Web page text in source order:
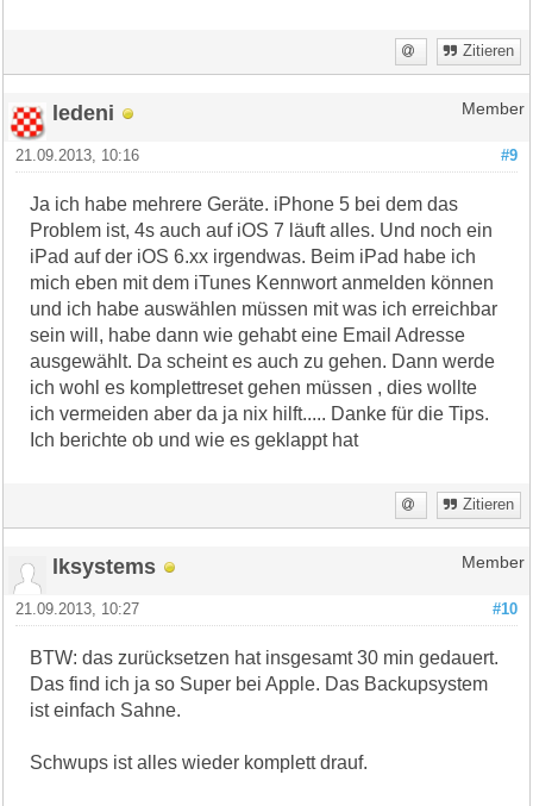
Zitieren
ledeni Member
#9
21.09.2013, 10:16
Ja ich habe mehrere Geräte. iPhone 5 bei dem das
Problem ist, 4s auch auf iOS 7 läuft alles. Und noch ein
iPad auf der iOS 6.xx irgendwas. Beim iPad habe ich
mich eben mit dem iTunes Kennwort anmelden können
und ich habe auswählen müssen mit was ich erreichbar
sein will, habe dann wie gehabt eine Email Adresse
ausgewählt. Da scheint es auch zu gehen. Dann werde
ich wohl es komplettreset gehen müssen , dies wollte
ich vermeiden aber da ja nix hilft..... Danke für die Tips.
Ich berichte ob und wie es geklappt hat
Zitieren
lksystems Member
#10
21.09.2013, 10:27
BTW: das zurücksetzen hat insgesamt 30 min gedauert.
Das find ich ja so Super bei Apple. Das Backupsystem
ist einfach Sahne.
Schwups ist alles wieder komplett drauf.